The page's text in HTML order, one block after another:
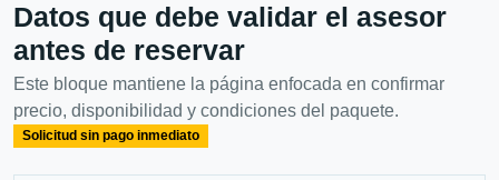
Datos que debe validar el asesor
antes de reservar
Este bloque mantiene la página enfocada en confirmar
precio, disponibilidad y condiciones del paquete.
Solicitud sin pago inmediato